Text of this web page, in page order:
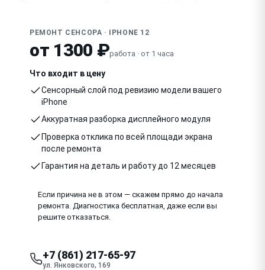
РЕМОНТ СЕНСОРА · IPHONE 12
от 1300 ₽работа · от 1 часа
Что входит в цену
Сенсорный слой под ревизию модели вашего
iPhone
Аккуратная разборка дисплейного модуля
Проверка отклика по всей площади экрана
после ремонта
Гарантия на деталь и работу до 12 месяцев
Если причина не в этом — скажем прямо до начала
ремонта. Диагностика бесплатная, даже если вы
решите отказаться.
+7 (861) 217-65-97
ул. Янковского, 169